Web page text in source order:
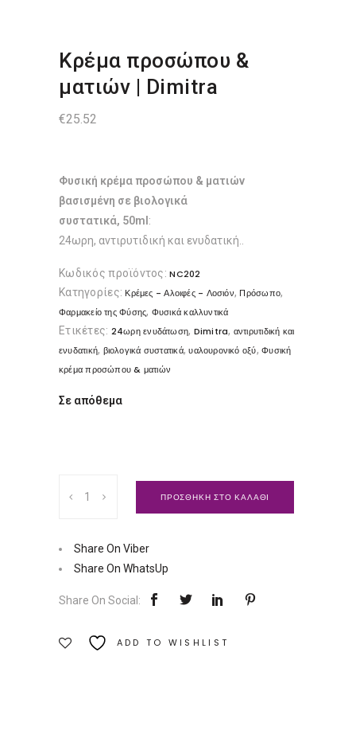
Κρέμα προσώπου &
ματιών | Dimitra
€25.52
Φυσική κρέμα προσώπου & ματιών
βασισμένη σε βιολογικά
συστατικά, 50ml :
24ωρη, αντιρυτιδική και ενυδατική..
Κωδικός προϊόντος:NC202
Κατηγορίες: Κρέμες - Αλοιφές - Λοσιόν, Πρόσωπο,
Φαρμακείο της Φύσης, Φυσικά καλλυντικά
Ετικέτες: 24ωρη ενυδάτωση, Dimitra, αντιρυτιδική και
ενυδατική, βιολογικά συστατικά,υαλουρονικό οξύ,Φυσική
κρέμα προσώπου & ματιών
Σε απόθεμα
προσώπου
ματιών
Ποσότητα
ΠΡΟΣΘΗΚΗ ΣΤΟ ΚΑΛΑΘΙ
Share On Viber
Share On WhatsUp
Share On Social:
ADD TO WISHLIST